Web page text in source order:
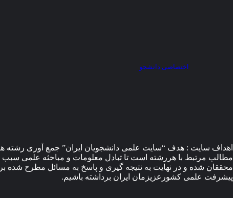
اختصاصی دانشجو
اهداف سایت : هدف “سایت علمی دانشجویان ایران” جمع آوری رشته
مطالب مرتبط با هررشته است تا تبادل معلومات و مباحثه علمی سبب
محققان شده و در نهایت به نتیجه گیری و پاسخ به مسائل مطرح شده
پیشرفت علمی کشورعزیزمان ایران برداشته باشیم.